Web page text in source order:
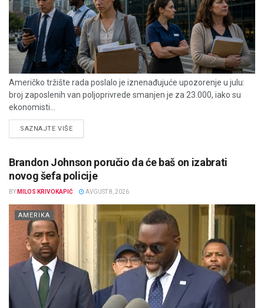
Američko tržište rada poslalo je iznenađujuće upozorenje u julu:
broj zaposlenih van poljoprivrede smanjen je za 23.000, iako su
ekonomisti...
SAZNAJTE VIŠEDETAILS
Brandon Johnson poručio da će baš on izabrati
novog šefa policije
BY MILOS KRIVOKAPIĆ AVGUST 8, 2026
AMERIKA